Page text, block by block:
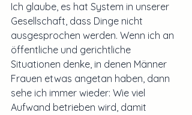
Ich glaube, es hat System in unserer
Gesellschaft, dass Dinge nicht
ausgesprochen werden. Wenn ich an
öffentliche und gerichtliche
Situationen denke, in denen Männer
Frauen etwas angetan haben, dann
sehe ich immer wieder: Wie viel
Aufwand betrieben wird, damit